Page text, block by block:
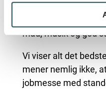
uddannelse og job
mad, musik og god
Vi viser alt det
mener nemlig ikke,
jobmesse med